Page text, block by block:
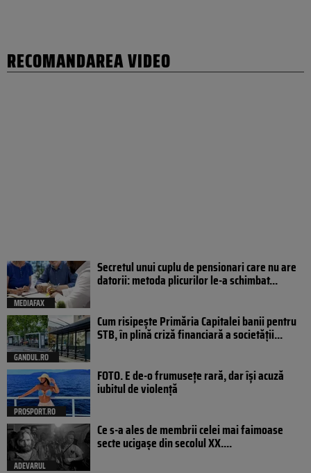
RECOMANDAREA VIDEO
MEDIAFAX
Secretul unui cuplu de pensionari care nu are
datorii: metoda plicurilor le-a schimbat...
GANDUL.RO
Cum risipește Primăria Capitalei banii pentru
STB, în plină criză financiară a societății...
PROSPORT.RO
FOTO. E de-o frumusețe rară, dar își acuză
iubitul de violență
ADEVARUL
Ce s-a ales de membrii celei mai faimoase
secte ucigașe din secolul XX....